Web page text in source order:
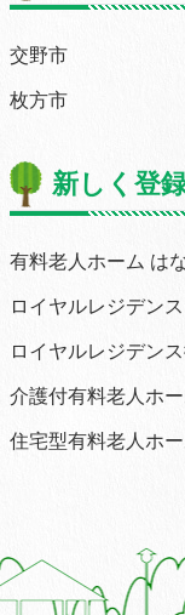
交野市
枚方市
新しく登
有料老人ホーム は
ロイヤルレジデン
ロイヤルレジデン
介護付有料老人ホ
住宅型有料老人ホ